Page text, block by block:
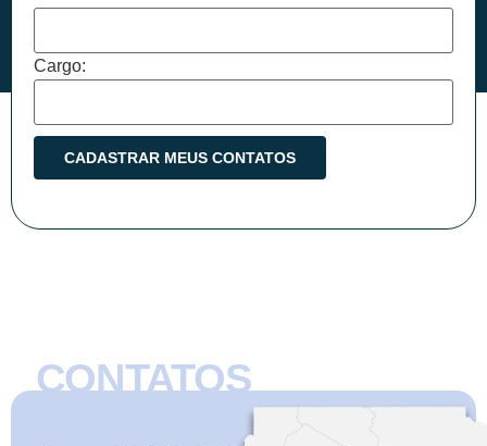
Cargo:
CONTATOS